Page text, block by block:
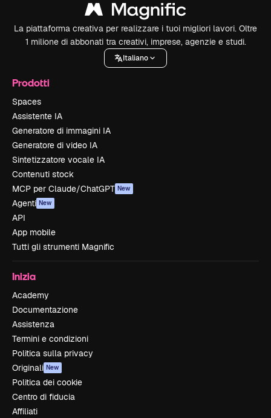
La piattaforma creativa per realizzare i tuoi migliori lavori. Oltre
1 milione di abbonati tra creativi, imprese, agenzie e studi.
Italiano
Prodotti
Spaces
Assistente IA
Generatore di immagini IA
Generatore di video IA
Sintetizzatore vocale IA
Contenuti stock
MCP per Claude/ChatGPT New
Agenti New
API
App mobile
Tutti gli strumenti Magnific
Inizia
Academy
Documentazione
Assistenza
Termini e condizioni
Politica sulla privacy
Originali New
Politica dei cookie
Centro di fiducia
Affiliati